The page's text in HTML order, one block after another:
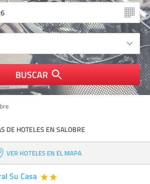
BUSCAR
DE HOTELES EN SALOBRE
VER HOTELES EN EL MAPA
Su Casa